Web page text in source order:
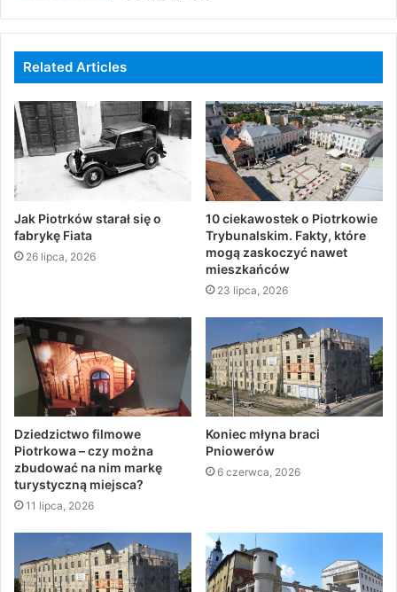
Related Articles
Jak Piotrków starał się o
fabrykę Fiata
26 lipca, 2026
10 ciekawostek o Piotrkowie
Trybunalskim. Fakty, które
mogą zaskoczyć nawet
mieszkańców
23 lipca, 2026
Dziedzictwo filmowe
Piotrkowa – czy można
zbudować na nim markę
turystyczną miejsca?
11 lipca, 2026
Koniec młyna braci
Pniowerów
6 czerwca, 2026